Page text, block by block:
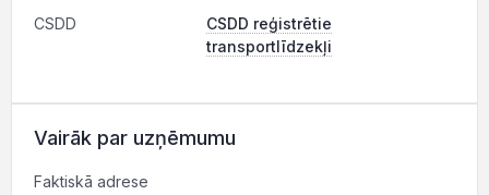
CSDD
CSDD reģistrētie
transportlīdzekļi
Vairāk par uzņēmumu
Faktiskā adrese